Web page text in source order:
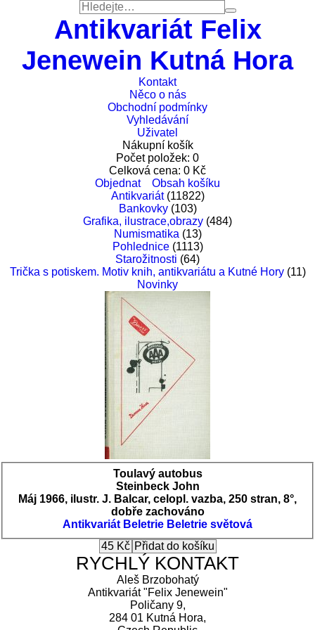
Antikvariát Felix
Jenewein Kutná Hora
Kontakt
Něco o nás
Obchodní podmínky
Vyhledávání
Uživatel
Nákupní košík
Počet položek: 0
Celková cena: 0 Kč
Objednat
Obsah košíku
Antikvariát(11822)
Bankovky(103)
Grafika, ilustrace,obrazy (484)
Numismatika (13)
Pohlednice(1113)
Starožitnosti (64)
Trička s potiskem. Motiv knih, antikvariátu a Kutné Hory(11)
Novinky
Toulavý autobus
Steinbeck John
Máj 1966, ilustr. J. Balcar, celopl. vazba, 250 stran, 8°,
dobře zachováno
Antikvariát Beletrie Beletrie světová
RYCHLÝ KONTAKT
Aleš Brzobohatý
Antikvariát "Felix Jenewein"
Poličany 9,
284 01 Kutná Hora,